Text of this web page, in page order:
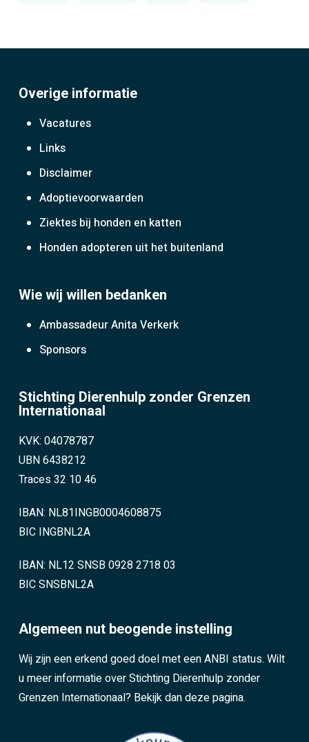
Overige informatie
Vacatures
Links
Disclaimer
Adoptievoorwaarden
Ziektes bij honden en katten
Honden adopteren uit het buitenland
Wie wij willen bedanken
Ambassadeur Anita Verkerk
Sponsors
Stichting Dierenhulp zonder Grenzen
Internationaal
KVK: 04078787
UBN 6438212
Traces 32 10 46
IBAN: NL81INGB0004608875
BIC INGBNL2A
IBAN: NL12 SNSB 0928 2718 03
BIC SNSBNL2A
Algemeen nut beogende instelling
Wij zijn een erkend goed doel met een ANBI status. Wilt
u meer informatie over Stichting Dierenhulp zonder
Grenzen Internationaal? Bekijk dan deze pagina.